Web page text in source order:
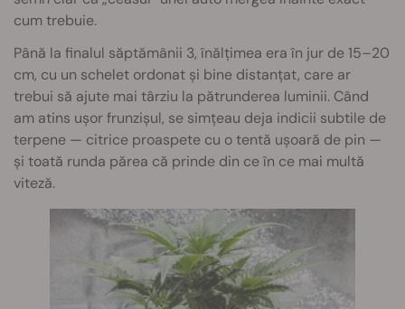
cum trebuie.
Până la finalul săptămânii 3, înălțimea era în jur de 15–20
cm, cu un schelet ordonat și bine distanțat, care ar
trebui să ajute mai târziu la pătrunderea luminii. Când
am atins ușor frunzișul, se simțeau deja indicii subtile de
terpene — citrice proaspete cu o tentă ușoară de pin —
și toată runda părea că prinde din ce în ce mai multă
viteză.